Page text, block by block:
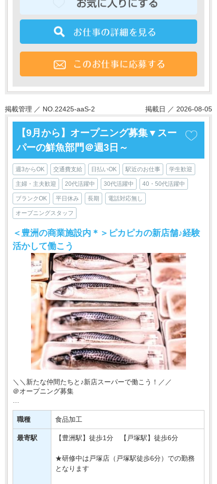
掲載管理 ／ NO.22425-aaS-2 掲載日 ／ 2026-08-05
【9月から】オープニング募集▼スー
パーの鮮魚部門＠週3日～
週3からOK 交通費支給 日払いOK 駅近のお仕事 学生歓迎
主婦・主夫歓迎 20代活躍中 30代活躍中 40・50代活躍中
ブランクOK 平日休み 長期 電話対応無し
オープニングスタッフ
＜豊洲の商業施設内＊＞ピカピカの新店舗♪経験
活かして働こう
＼＼新たな仲間たちと♪新店スーパーで働こう！／／
＠オープニング募集
東京・神奈川を中心にお店を展開♪
このたび有名スーパーマーケットの新店が
【豊洲駅】にニューオープン！！！
職種 食品加工
最寄駅 【豊洲駅】徒歩1分 【戸塚駅】徒歩6分
★研修中は戸塚店（戸塚駅徒歩6分）での勤務
となります